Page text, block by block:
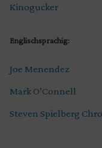
Kinogucker
Englischsprachig:
Joe Menendez
Mark O’Connell
Steven Spielberg